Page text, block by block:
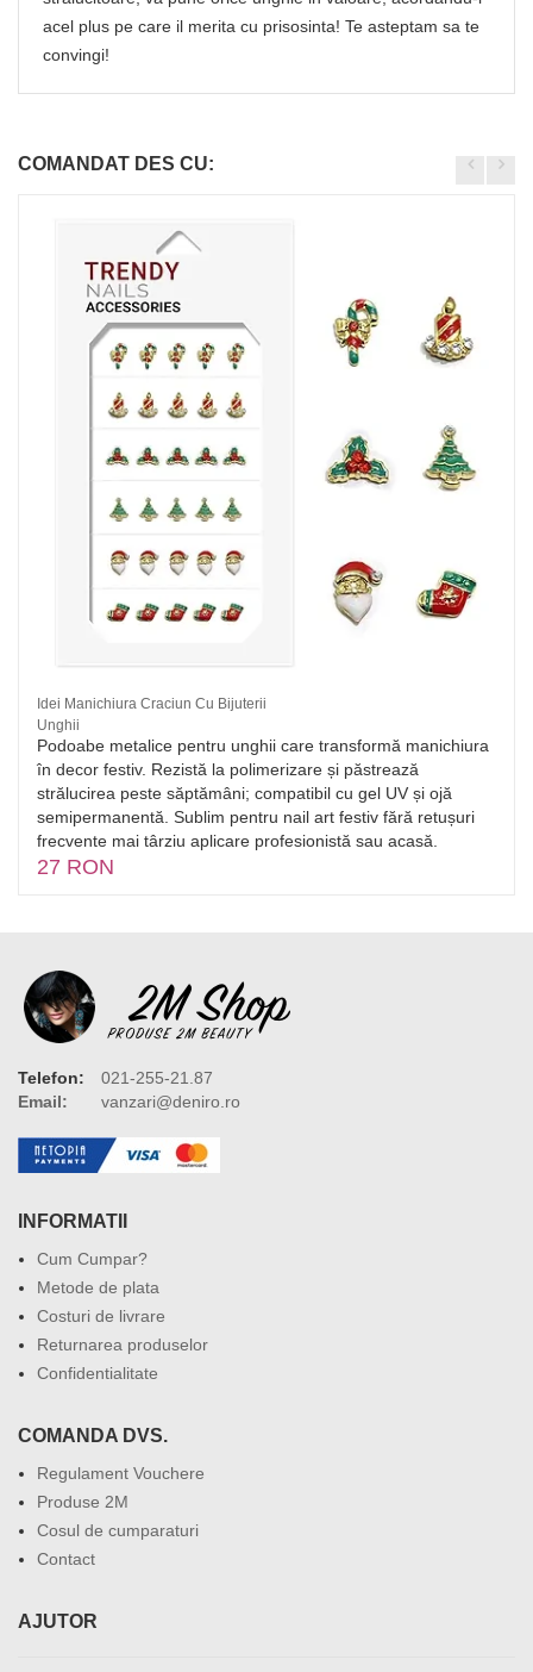
acel plus pe care il merita cu prisosinta! Te asteptam sa te
convingi!
COMANDAT DES CU:
Idei Manichiura Craciun Cu Bijuterii
Unghii
Podoabe metalice pentru unghii care transformă manichiura
în decor festiv. Rezistă la polimerizare și păstrează
strălucirea peste săptămâni; compatibil cu gel UV și ojă
semipermanentă. Sublim pentru nail art festiv fără retușuri
frecvente mai târziu aplicare profesionistă sau acasă.
27 RON
Telefon:
021-255-21.87
Email:
vanzari@deniro.ro
INFORMATII
Cum Cumpar?
Metode de plata
Costuri de livrare
Returnarea produselor
Confidentialitate
COMANDA DVS.
Regulament Vouchere
Produse 2M
Cosul de cumparaturi
Contact
AJUTOR